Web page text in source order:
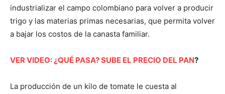
industrializar el campo colombiano para volver a producir
trigo y las materias primas necesarias, que permita volver
a bajar los costos de la canasta familiar.
VER VIDEO: ¿QUÉ PASA? SUBE EL PRECIO DEL PAN?
La producción de un kilo de tomate le cuesta al